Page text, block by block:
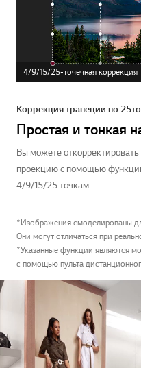
4/9/15/25-точечная коррекция
Коррекция трапеции по 25
Простая и тонкая
Вы можете
проекцию с помощью
4/9/15/25 точкам.
*Изображения смоделированы
Они могут отличаться при
*Указанные функции являются
с помощью пульта